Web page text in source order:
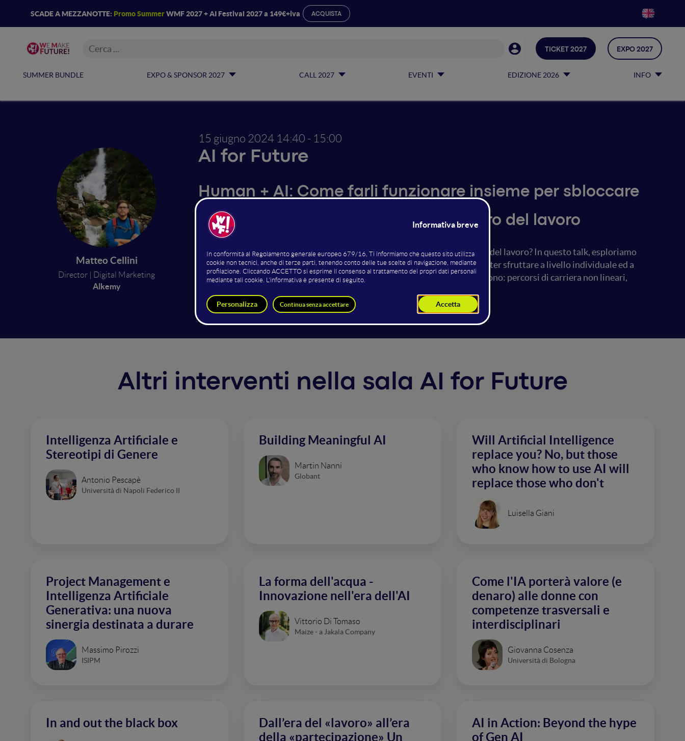
SCADE A MEZZANOTTE: Promo SummerWMF 2027 + AI Festival 2027 a 149€+iva ACQUISTA
SUMMER BUNDLE EXPO & SPONSOR 2027 CALL 2027 EVENTI EDIZIONE 2026 INFO
TICKET 2027 EXPO 2027
Matteo Cellini
Director | Digital Marketing
Alkemy
15 giugno 2024 14:40 - 15:00
AI for Future
Human + AI: Come farli funzionare insieme per sbloccare
nuovi scenari ed opportunità nel futuro del lavoro
Nell'era dell'AI multimodale, quali sono gli scenari che si aprono nel futuro del lavoro? In questo talk, esploriamo
come passare dall'hype alla pratica, analizzando i trend e vedendo come poter sfruttare a livello individuale ed a
livello aziendale nuovi processi e le opportunità di crescita che ne conseguono: percorsi di carriera non lineari,
Altri interventi nella sala AI for Future
Intelligenza Artificiale e
Stereotipi di Genere
Antonio Pescapè
Università di Napoli Federico II
Building Meaningful AI
Martin Nanni
Globant
Will Artificial Intelligence
replace you? No, but those
who know how to use AI will
replace those who don't
Luisella Giani
Project Management e
Intelligenza Artificiale
Generativa: una nuova
sinergia destinata a durare
Massimo Pirozzi
ISIPM
La forma dell'acqua -
Innovazione nell'era dell'AI
Vittorio Di Tomaso
Maize - a Jakala Company
Come l'IA porterà valore (e
denaro) alle donne con
competenze trasversali e
interdisciplinari
Giovanna Cosenza
Università di Bologna
In and out the black box
Dall’era del «lavoro» all’era
della «partecipazione» Un
AI in Action: Beyond the hype
of Gen AI